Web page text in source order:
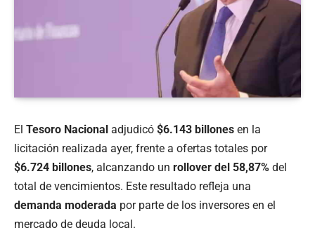
El Tesoro Nacional adjudicó $6.143 billones en la
licitación realizada ayer, frente a ofertas totales por
$6.724 billones, alcanzando un rollover del 58,87% del
total de vencimientos. Este resultado refleja una
demanda moderada por parte de los inversores en el
mercado de deuda local.